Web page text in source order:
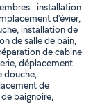
: installation
d'évier,
installation de
de salle de bain,
de cabine
déplacement
douche,
de
baignoire,